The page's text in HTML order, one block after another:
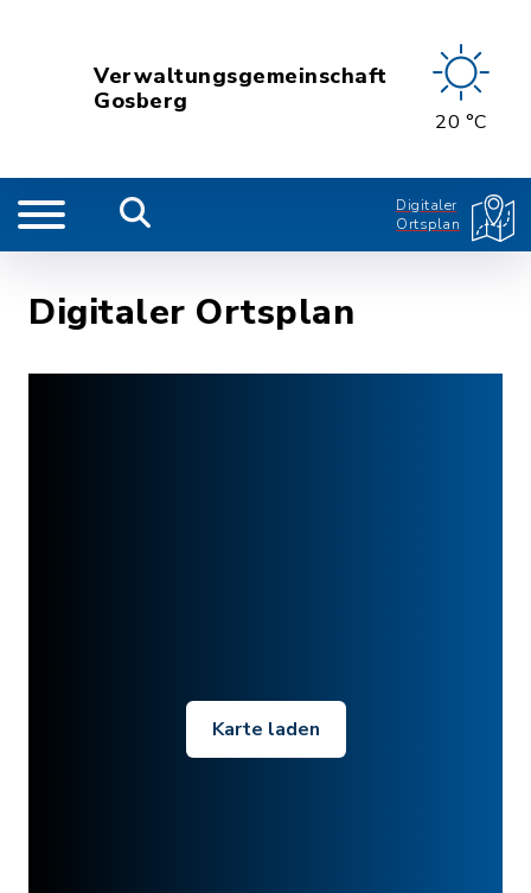
Verwaltungsgemeinschaft
Gosberg
20 °C
Digitaler
Ortsplan
Digitaler Ortsplan
Karte laden